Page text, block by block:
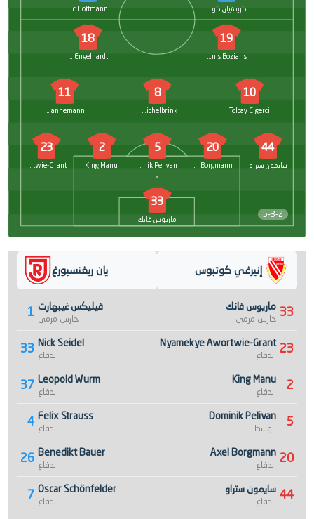
كريستيان كوهلفيتر Eric Hottmann
5-3-2
19
Jannis Boziaris
18
Erik Engelhardt
10
Tolcay Cigerci
8
Lukas Michelbrink
11
Moritz Hannemann
44
سايمون ستراو
20
Axel Borgmann
5
Dominik Pelivan
2
King Manu
23
Nyamekye Awortwie-Grant
33
ماريوس فانك
يان ريغنسبورغ
1 فيليكس غيبهارت
حارس مرمى
33 Nick Seidel
الدفاع
37 Leopold Wurm
الدفاع
4 Felix Strauss
الدفاع
26 Benedikt Bauer
الدفاع
7 Oscar Schönfelder
الدفاع
إنيرغي كوتبوس
33 ماريوس فانك
حارس مرمى
23
Nyamekye Awortwie-Grant
الدفاع
2
King Manu
الدفاع
5
Dominik Pelivan
الوسط
20
Axel Borgmann
الدفاع
44 سايمون ستراو
الدفاع